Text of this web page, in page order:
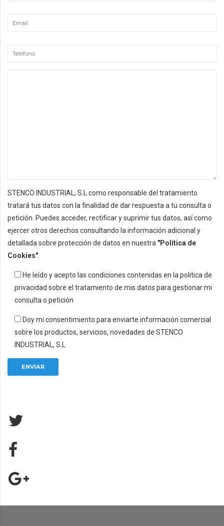
STENCO INDUSTRIAL, S.L como responsable del tratamiento
tratará tus datos con la finalidad de dar respuesta a tu consulta o
petición. Puedes acceder, rectificar y suprimir tus datos, así como
ejercer otros derechos consultando la información adicional y
detallada sobre protección de datos en nuestra "Política de
Cookies"
He leído y acepto las condiciones contenidas en la politica de
privacidad sobre el tratamiento de mis datos para gestionar mi
consulta o petición
Doy mi consentimiento para enviarte información comercial
sobre los productos, servicios, novedades de STENCO
INDUSTRIAL, S.L